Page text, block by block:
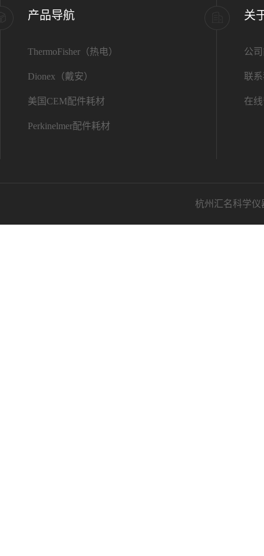
产品导航
ThermoFisher（热电）
Dionex（戴安）
美国CEM配件耗材
Perkinelmer配件耗材
关
公
联
在
杭州汇名科学仪